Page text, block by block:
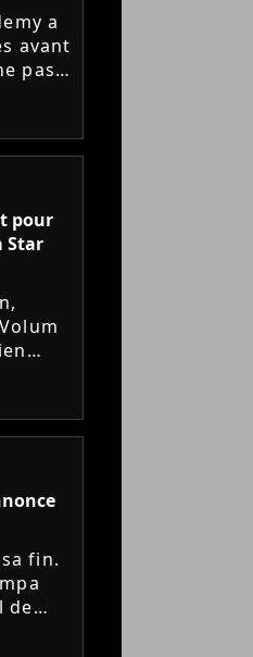
a
avant
pas
pour
Star
fin.
de